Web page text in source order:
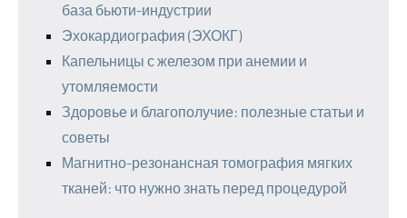
база бьюти-индустрии
Эхокардиография (ЭХОКГ)
Капельницы с железом при анемии и
утомляемости
Здоровье и благополучие: полезные статьи и
советы
Магнитно-резонансная томография мягких
тканей: что нужно знать перед процедурой